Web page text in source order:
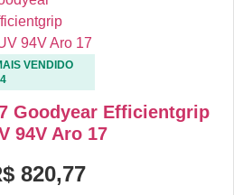
VENDIDO
Goodyear Efficientgrip
94V Aro 17
820,77